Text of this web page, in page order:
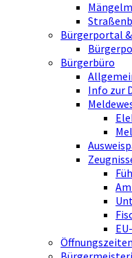
Bürgerportal
Bürgerbüro
Info zur
Öffnungszeiten